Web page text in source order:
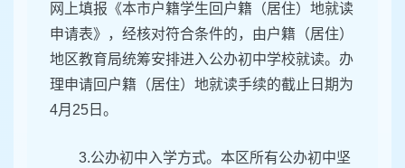
网上填报《本市户籍学生回户籍（居住）地就读
申请表》，经核对符合条件的，由户籍（居住）
地区教育局统筹安排进入公办初中学校就读。办
理申请回户籍（居住）地就读手续的截止日期为
4月25日。
3.公办初中入学方式。本区所有公办初中坚